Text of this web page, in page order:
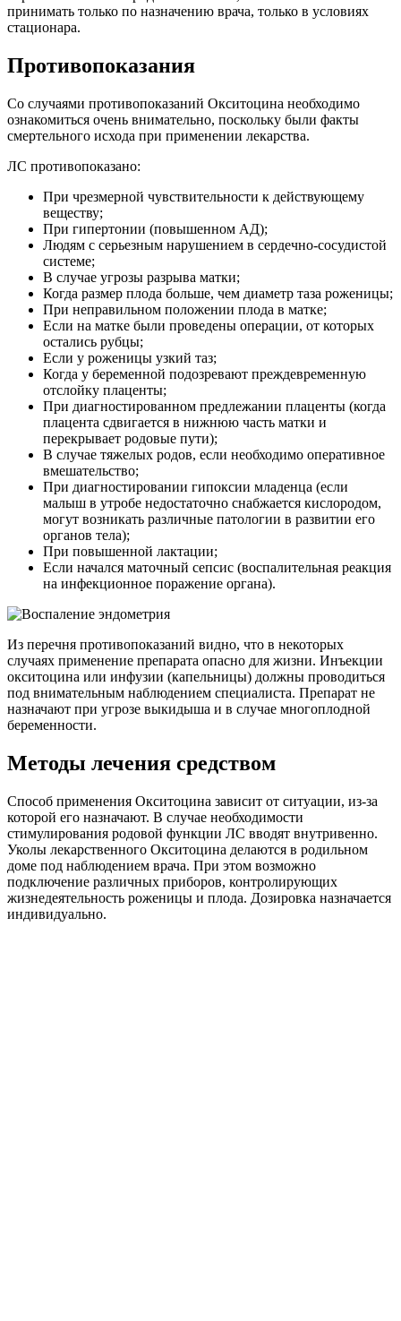
принимать только по назначению врача, только в условиях
стационара.
Противопоказания
Со случаями противопоказаний Окситоцина необходимо
ознакомиться очень внимательно, поскольку были факты
смертельного исхода при применении лекарства.
ЛС противопоказано:
При чрезмерной чувствительности к действующему
веществу;
При гипертонии (повышенном АД);
Людям с серьезным нарушением в сердечно-сосудистой
системе;
В случае угрозы разрыва матки;
Когда размер плода больше, чем диаметр таза роженицы;
При неправильном положении плода в матке;
Если на матке были проведены операции, от которых
остались рубцы;
Если у роженицы узкий таз;
Когда у беременной подозревают преждевременную
отслойку плаценты;
При диагностированном предлежании плаценты (когда
плацента сдвигается в нижнюю часть матки и
перекрывает родовые пути);
В случае тяжелых родов, если необходимо оперативное
вмешательство;
При диагностировании гипоксии младенца (если
малыш в утробе недостаточно снабжается кислородом,
могут возникать различные патологии в развитии его
органов тела);
При повышенной лактации;
Если начался маточный сепсис (воспалительная реакция
на инфекционное поражение органа).
Из перечня противопоказаний видно, что в некоторых
случаях применение препарата опасно для жизни. Инъекции
окситоцина или инфузии (капельницы) должны проводиться
под внимательным наблюдением специалиста. Препарат не
назначают при угрозе выкидыша и в случае многоплодной
беременности.
Методы лечения средством
Способ применения Окситоцина зависит от ситуации, из-за
которой его назначают. В случае необходимости
стимулирования родовой функции ЛС вводят внутривенно.
Уколы лекарственного Окситоцина делаются в родильном
доме под наблюдением врача. При этом возможно
подключение различных приборов, контролирующих
жизнедеятельность роженицы и плода. Дозировка назначается
индивидуально.